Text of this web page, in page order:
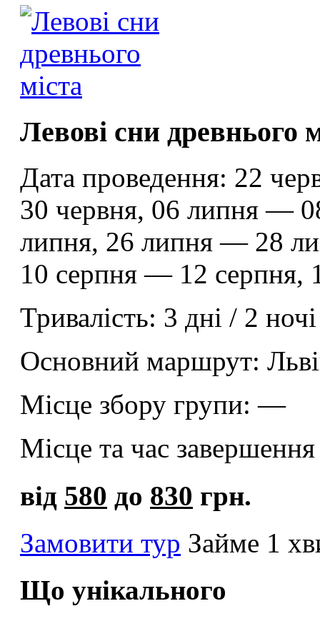
Левові сни древнього
Дата проведення: 22
30 червня, 06 липня —
липня, 26 липня — 28
10 серпня — 12 серпня,
Тривалiсть: 3 дні / 2 ночі
Основний маршрут:
Місце збору групи: —
Місце та час
від 580 до 830 грн.
Замовити тур Займе 1
Що унікального